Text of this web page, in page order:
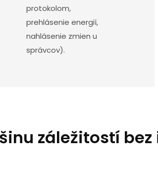
protokolom,
prehlásenie energií,
nahlásenie zmien u
správcov).
záležitostí bez